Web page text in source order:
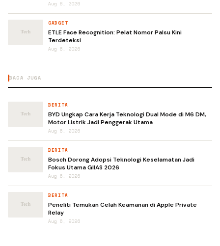
Aug 6, 2026
GADGET
ETLE Face Recognition: Pelat Nomor Palsu Kini
Terdeteksi
Aug 6, 2026
BACA JUGA
BERITA
BYD Ungkap Cara Kerja Teknologi Dual Mode di M6 DM,
Motor Listrik Jadi Penggerak Utama
Aug 6, 2026
BERITA
Bosch Dorong Adopsi Teknologi Keselamatan Jadi
Fokus Utama GIIAS 2026
Aug 6, 2026
BERITA
Peneliti Temukan Celah Keamanan di Apple Private
Relay
Aug 6, 2026